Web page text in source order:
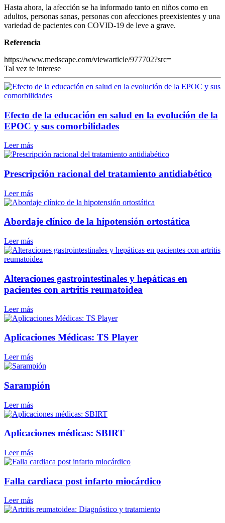
Hasta ahora, la afección se ha informado tanto en niños como en
adultos, personas sanas, personas con afecciones preexistentes y una
variedad de pacientes con COVID-19 de leve a grave.
Referencia
https://www.medscape.com/viewarticle/977702?src=
Tal vez te interese
Efecto de la educación en salud en la evolución de la
EPOC y sus comorbilidades
Leer más
Prescripción racional del tratamiento antidiabético
Leer más
Abordaje clínico de la hipotensión ortostática
Leer más
Alteraciones gastrointestinales y hepáticas en
pacientes con artritis reumatoidea
Leer más
Aplicaciones Médicas: TS Player
Leer más
Sarampión
Leer más
Aplicaciones médicas: SBIRT
Leer más
Falla cardiaca post infarto miocárdico
Leer más